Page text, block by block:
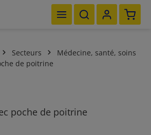
principal Le
Secteurs
Médecine, santé, soins
de poitrine
d'images